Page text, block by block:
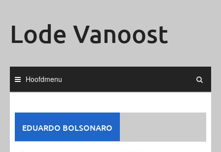
Lode Vanoost
Hoofdmenu
EDUARDO BOLSONARO